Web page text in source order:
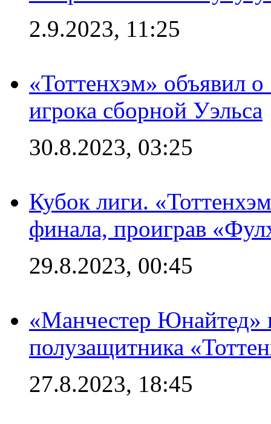
2.9.2023, 11:25
«Тоттенхэм» объявил
игрока сборной Уэльса
30.8.2023, 03:25
Кубок лиги.
финала, проиграв
29.8.2023, 00:45
«Манчестер Юнайтед»
полузащитника
27.8.2023, 18:45